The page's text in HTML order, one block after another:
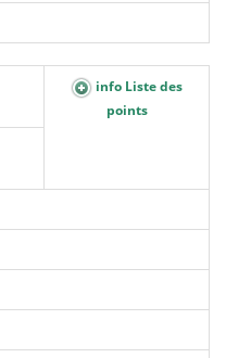
info Liste des
points